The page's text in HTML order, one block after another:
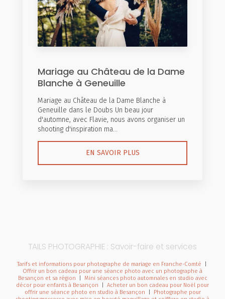
Mariage au Château de la Dame
Blanche à Geneuille
Mariage au Château de la Dame Blanche à
Geneuille dans le Doubs Un beau jour
d'automne, avec Flavie, nous avons organiser un
shooting d'inspiration ma...
EN SAVOIR PLUS
TAILS PHOTOGRAPHIE : Savoir-faire et services
Tarifs et informations pour photographe de mariage en Franche-Comté
Offrir un bon cadeau pour une séance photo avec un photographe à
Besançon et sa région
Mini séances photo automnales en studio avec
décor pour enfants à Besançon
Acheter un bon cadeau pour Noël pour
offrir une séance photo en studio à Besançon
Photographe pour